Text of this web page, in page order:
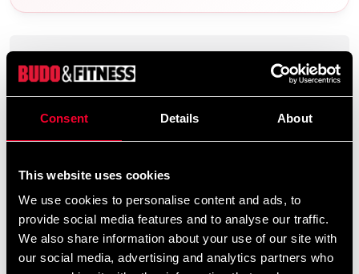
Consent Details About
This website uses cookies
We use cookies to personalise content and ads, to
provide social media features and to analyse our traffic.
We also share information about your use of our site with
our social media, advertising and analytics partners who
medto jakker røddekoration og én medblå
samt
. Dragten er
, en
topmodel skabt til hastighed, bevægelsesfrihed og
.
Ultralet og hydrofobkvalitet; den strukturerede
inderside danner et luftlag for bedre ventilation.